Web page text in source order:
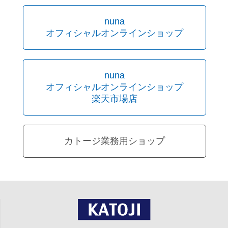
nuna
オフィシャルオンラインショップ
nuna
オフィシャルオンラインショップ
楽天市場店
カトージ業務用ショップ